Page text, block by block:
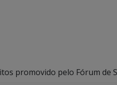
promovido pelo Fórum de